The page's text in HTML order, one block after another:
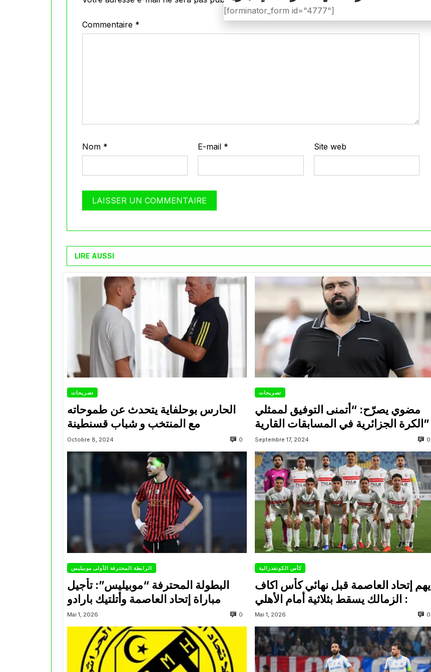
Commentaire *
Nom * E-mail * Site web
LIRE AUSSI
تصريحات
الحارس بوحلفاية يتحدث عن طموحاته
مع المنتخب و شباب قسنطينة
Octobre 8, 2024 0
تصريحات
مضوي يصرّح: “أتمنى التوفيق لممثلي
الكرة الجزائرية في المسابقات القارية”
Septembre 17, 2024 0
الرابطة المحترفة الأولى موبيليس
البطولة المحترفة “موبيليس”: تأجيل
مباراة إتحاد العاصمة وأتلتيك بارادو
Mai 1, 2026 0
كأس الكونفدرالية
يهم إتحاد العاصمة قبل نهائي كأس اكاف
Mai 1, 2026 0
[forminator_form id="4777"]